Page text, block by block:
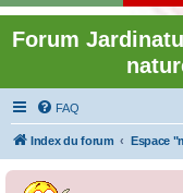
Forum
FAQ
Index du forum